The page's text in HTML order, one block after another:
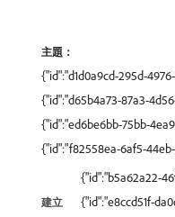
主題：
{"id":"d1d0a9cd-295d-
{"id":"d65b4a73-87a3-
{"id":"ed6be6bb-75bb-
{"id":"f82558ea-6af5-
建立
{"id":"b5a62a22-
{"id":"e8ccd51f-